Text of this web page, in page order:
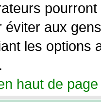
éviter aux
les options
haut de page